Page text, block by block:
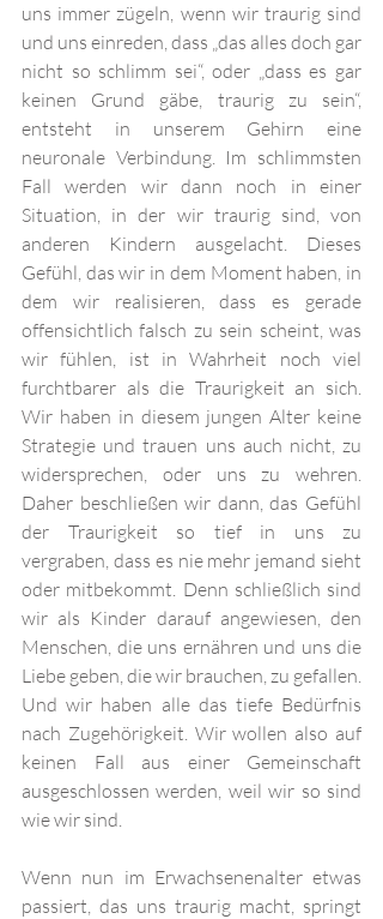
uns immer zügeln, wenn wir traurig sind
und uns einreden, dass „das alles doch gar
nicht so schlimm sei“, oder „dass es gar
keinen Grund gäbe, traurig zu sein“,
entsteht in unserem Gehirn eine
neuronale Verbindung. Im schlimmsten
Fall werden wir dann noch in einer
Situation, in der wir traurig sind, von
anderen Kindern ausgelacht. Dieses
Gefühl, das wir in dem Moment haben, in
dem wir realisieren, dass es gerade
offensichtlich falsch zu sein scheint, was
wir fühlen, ist in Wahrheit noch viel
furchtbarer als die Traurigkeit an sich.
Wir haben in diesem jungen Alter keine
Strategie und trauen uns auch nicht, zu
widersprechen, oder uns zu wehren.
Daher beschließen wir dann, das Gefühl
der Traurigkeit so tief in uns zu
vergraben, dass es nie mehr jemand sieht
oder mitbekommt. Denn schließlich sind
wir als Kinder darauf angewiesen, den
Menschen, die uns ernähren und uns die
Liebe geben, die wir brauchen, zu gefallen.
Und wir haben alle das tiefe Bedürfnis
nach Zugehörigkeit. Wir wollen also auf
keinen Fall aus einer Gemeinschaft
ausgeschlossen werden, weil wir so sind
wie wir sind.
Wenn nun im Erwachsenenalter etwas
passiert, das uns traurig macht, springt